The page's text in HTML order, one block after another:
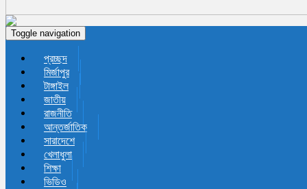
Toggle navigation
প্রচ্ছদ
মির্জাপুর
টাঙ্গাইল
জাতীয়
রাজনীতি
আন্তর্জাতিক
সারাদেশে
খেলাধুলা
শিক্ষা
ভিডিও